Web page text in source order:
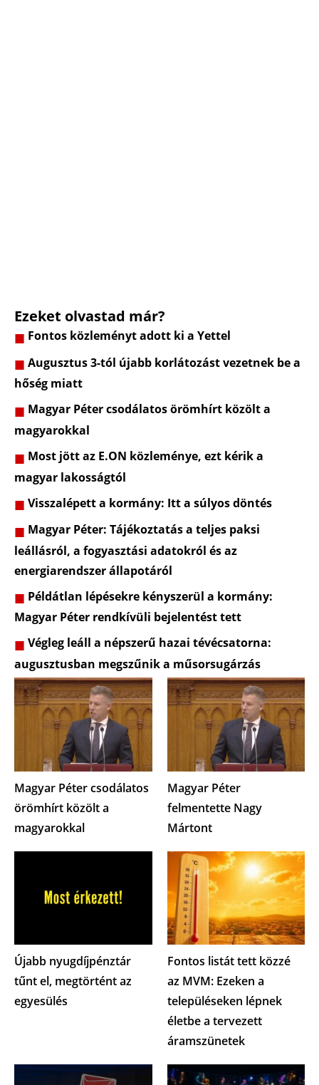
Ezeket olvastad már?
Fontos közleményt adott ki a Yettel
Augusztus 3-tól újabb korlátozást vezetnek be a
hőség miatt
Magyar Péter csodálatos örömhírt közölt a
magyarokkal
Most jött az E.ON közleménye, ezt kérik a
magyar lakosságtól
Visszalépett a kormány: Itt a súlyos döntés
Magyar Péter: Tájékoztatás a teljes paksi
leállásról, a fogyasztási adatokról és az
energiarendszer állapotáról
Példátlan lépésekre kényszerül a kormány:
Magyar Péter rendkívüli bejelentést tett
Végleg leáll a népszerű hazai tévécsatorna:
augusztusban megszűnik a műsorsugárzás
Magyar Péter csodálatos
örömhírt közölt a
magyarokkal
Magyar Péter
felmentette Nagy
Mártont
Újabb nyugdíjpénztár
tűnt el, megtörtént az
egyesülés
Fontos listát tett közzé
az MVM: Ezeken a
településeken lépnek
életbe a tervezett
áramszünetek